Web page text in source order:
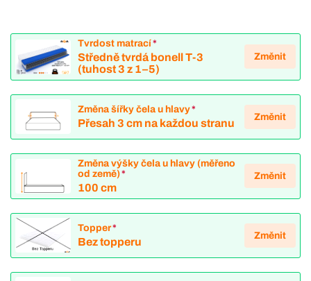
Tvrdost matrací*
Středně tvrdá bonell T-3
(tuhost 3 z 1–5)
Změnit
Změna šířky čela u hlavy*
Přesah 3 cm na každou stranu
Změnit
Změna výšky čela u hlavy (měřeno
od země)*
100 cm
Změnit
Topper*
Bez topperu
Změnit